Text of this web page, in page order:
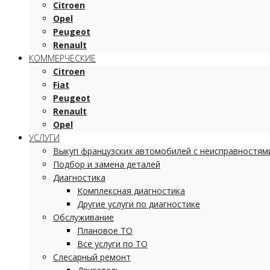
Citroen
Opel
Peugeot
Renault
КОММЕРЧЕСКИЕ
Citroen
Fiat
Peugeot
Renault
Opel
УСЛУГИ
Выкуп французских автомобилей с
Подбор и замена деталей
Диагностика
Комплексная диагностика
Другие услуги по диагностике
Обслуживание
Плановое ТО
Все услуги по ТО
Слесарный ремонт